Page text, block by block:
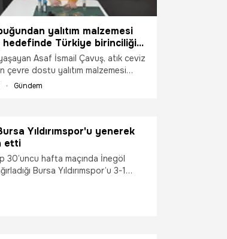
yalıtım malzemesi
hedefinde Türkiye birinciliği
Asaf İsmail Çavuş, atık ceviz
çevre dostu yalıtım malzemesi
bir başarıya imza attı. Genç
aralıyor.
Gündem
Yıldırımspor'u yenerek
etti
30’uncu hafta maçında İnegöl
Bursa Yıldırımspor’u 3-1